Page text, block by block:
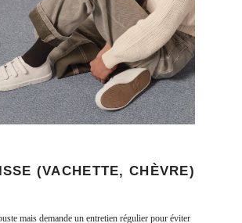
(VACHETTE, CHÈVRE)
mais demande un entretien régulier pour éviter